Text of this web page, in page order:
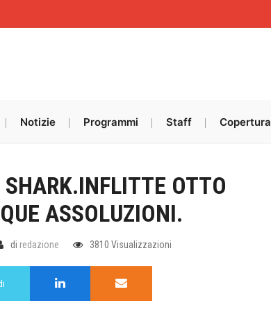
Notizie Programmi Staff Copertura
SHARK.INFLITTE OTTO
ASSOLUZIONI.
di redazione 3810 Visualizzazioni